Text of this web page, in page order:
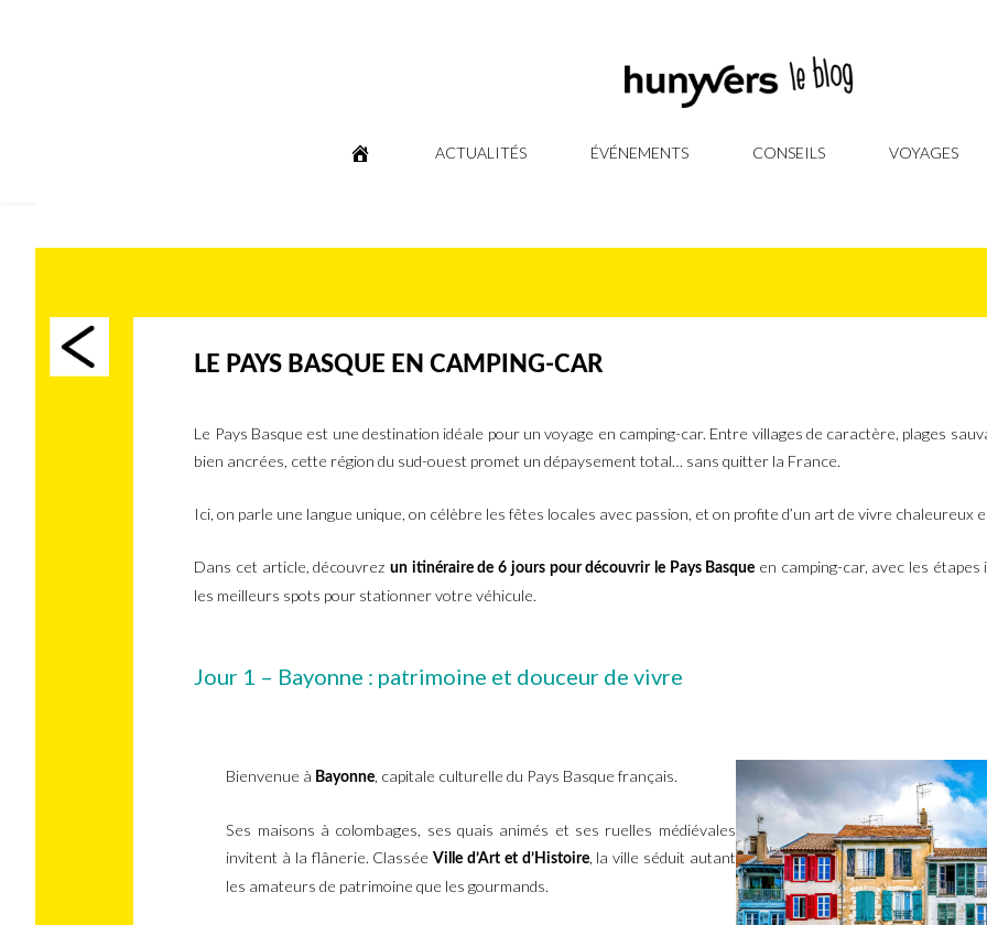
ACTUALITÉS ÉVÉNEMENTS CONSEILS VOYAGES
LE PAYS BASQUE EN CAMPING-CAR
Le Pays Basque est une destination idéale pour un voyage en camping-car. Entre villages de caractère, plages
bien ancrées, cette région du sud-ouest promet un dépaysement total… sans quitter la France.
Ici, on parle une langue unique, on célèbre les fêtes locales avec passion, et on profite d’un art de vivre chaleureux
Dans cet article, découvrezun itinéraire de 6 jours pour découvrir le Pays Basque en camping-car, avec les
les meilleurs spots pour stationner votre véhicule.
Jour 1 – Bayonne : patrimoine et douceur de vivre
Bienvenue à Bayonne, capitale culturelle du Pays Basque français.
Ses maisons à colombages, ses quais animés et ses ruelles médiévales
invitent à la flânerie. ClasséeVille d’Art et d’Histoire, la ville séduit autant
les amateurs de patrimoine que les gourmands.